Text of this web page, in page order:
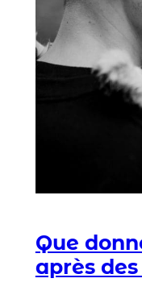
Que
après